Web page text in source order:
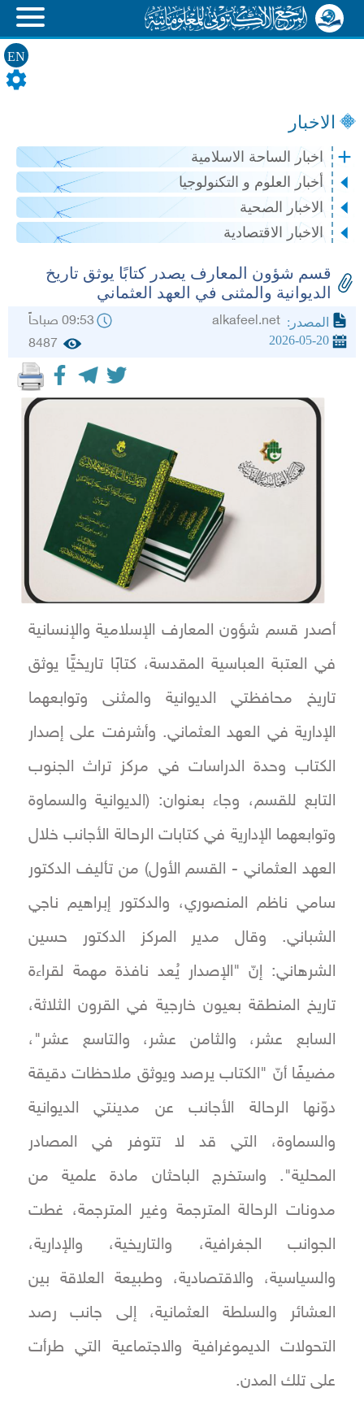
EN
الاخبار
اخبار الساحة الاسلامية
أخبار العلوم و التكنولوجيا
الاخبار الصحية
الاخبار الاقتصادية
قسم شؤون المعارف يصدر كتابًا يوثق تاريخ
الديوانية والمثنى في العهد العثماني
المصدر: 09:53 صباحاً
2026-05-20
8487
أصدر قسم شؤون المعارف الإسلامية والإنسانية
في العتبة العباسية المقدسة، كتابًا تاريخيًّا يوثق
تاريخ محافظتي الديوانية والمثنى وتوابعهما
الإدارية في العهد العثماني. وأشرفت على إصدار
الكتاب وحدة الدراسات في مركز تراث الجنوب
التابع للقسم، وجاء بعنوان: (الديوانية والسماوة
وتوابعهما الإدارية في كتابات الرحالة الأجانب خلال
العهد العثماني - القسم الأول) من تأليف الدكتور
سامي ناظم المنصوري، والدكتور إبراهيم ناجي
الشباني. وقال مدير المركز الدكتور حسين
الشرهاني: إنّ "الإصدار يُعد نافذة مهمة لقراءة
تاريخ المنطقة بعيون خارجية في القرون الثلاثة،
السابع عشر، والثامن عشر، والتاسع عشر"،
مضيفًا أنّ "الكتاب يرصد ويوثق ملاحظات دقيقة
دوّنها الرحالة الأجانب عن مدينتي الديوانية
والسماوة، التي قد لا تتوفر في المصادر
المحلية". واستخرج الباحثان مادة علمية من
مدونات الرحالة المترجمة وغير المترجمة، غطت
الجوانب الجغرافية، والتاريخية، والإدارية،
والسياسية، والاقتصادية، وطبيعة العلاقة بين
العشائر والسلطة العثمانية، إلى جانب رصد
التحولات الديموغرافية والاجتماعية التي طرأت
على تلك المدن.